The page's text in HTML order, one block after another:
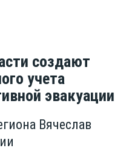
создают
учета
эвакуации
Вячеслав